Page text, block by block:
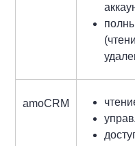
amoCRM